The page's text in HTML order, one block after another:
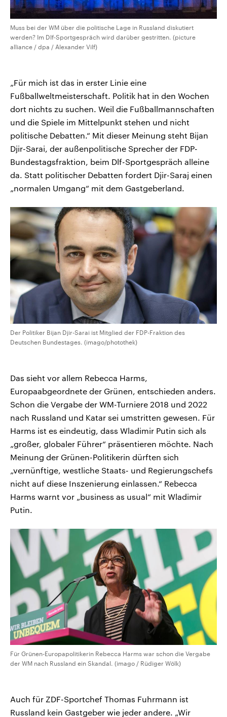
Muss bei der WM über die politische Lage in Russland diskutiert
werden? Im Dlf-Sportgespräch wird darüber gestritten. (picture
alliance / dpa / Alexander Vilf)
„Für mich ist das in erster Linie eine
Fußballweltmeisterschaft. Politik hat in den Wochen
dort nichts zu suchen. Weil die Fußballmannschaften
und die Spiele im Mittelpunkt stehen und nicht
politische Debatten.“ Mit dieser Meinung steht Bijan
Djir-Sarai, der außenpolitische Sprecher der FDP-
Bundestagsfraktion, beim Dlf-Sportgespräch alleine
da. Statt politischer Debatten fordert Djir-Saraj einen
„normalen Umgang“ mit dem Gastgeberland.
Der Politiker Bijan Djir-Sarai ist Mitglied der FDP-Fraktion des
Deutschen Bundestages. (imago/photothek)
Das sieht vor allem Rebecca Harms,
Europaabgeordnete der Grünen, entschieden anders.
Schon die Vergabe der WM-Turniere 2018 und 2022
nach Russland und Katar sei umstritten gewesen. Für
Harms ist es eindeutig, dass Wladimir Putin sich als
„großer, globaler Führer“ präsentieren möchte. Nach
Meinung der Grünen-Politikerin dürften sich
„vernünftige, westliche Staats- und Regierungschefs
nicht auf diese Inszenierung einlassen.“ Rebecca
Harms warnt vor „business as usual“ mit Wladimir
Putin.
Für Grünen-Europapolitikerin Rebecca Harms war schon die Vergabe
der WM nach Russland ein Skandal. (imago / Rüdiger Wölk)
Auch für ZDF-Sportchef Thomas Fuhrmann ist
Russland kein Gastgeber wie jeder andere. „Wir